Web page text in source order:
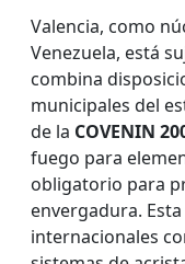
Valencia, como
Venezuela, está
combina
municipales del
de la COVENIN
fuego para
obligatorio para
envergadura.
internacionales